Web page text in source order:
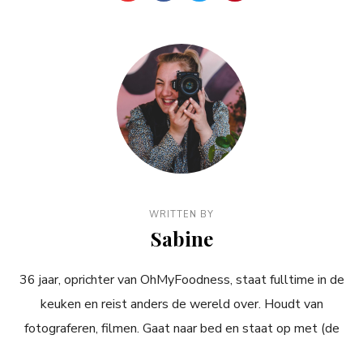
WRITTEN BY
Sabine
36 jaar, oprichter van OhMyFoodness, staat fulltime in de
keuken en reist anders de wereld over. Houdt van
fotograferen, filmen. Gaat naar bed en staat op met (de